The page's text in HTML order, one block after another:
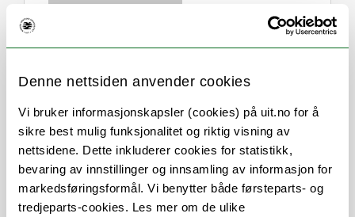
Denne nettsiden anvender cookies
Vi bruker informasjonskapsler (cookies) på uit.no for å
sikre best mulig funksjonalitet og riktig visning av
nettsidene. Dette inkluderer cookies for statistikk,
bevaring av innstillinger og innsamling av informasjon for
markedsføringsformål. Vi benytter både førsteparts- og
tredjeparts-cookies. Les mer om de ulike
Stillingsbeskrivelse
Administrasjon og saksbehandling av IVT-
fakultetets ph.d.-program i
ingeniørvitenskap og teknologi
Sekretær for Forskningsutvalget (FU) ved